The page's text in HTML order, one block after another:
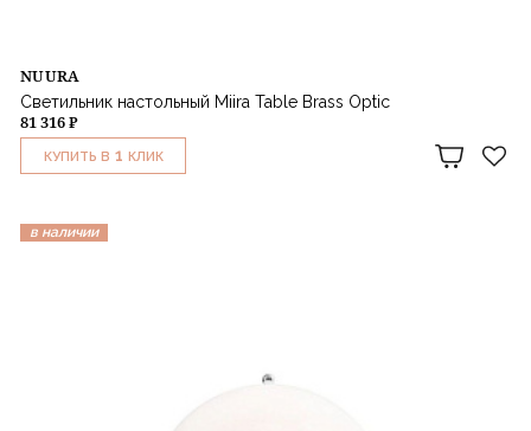
NUURA
Светильник настольный Miira Table Brass Optic
81 316 ₽
КУПИТЬ В 1 КЛИК
в наличии